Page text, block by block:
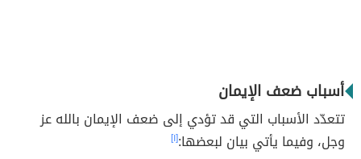
أسباب ضعف الإيمان
تتعدّد الأسباب التي قد تؤدي إلى ضعف الإيمان بالله عز
وجل، وفيما يأتي بيان لبعضها:[١]